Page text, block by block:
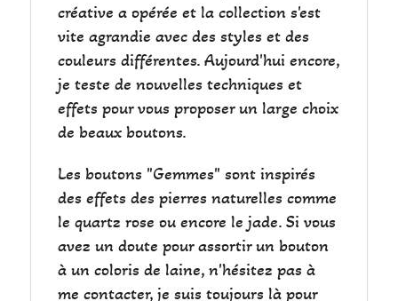
créative a opérée et la collection s'est
vite agrandie avec des styles et des
couleurs différentes. Aujourd'hui encore,
je teste de nouvelles techniques et
effets pour vous proposer un large choix
de beaux boutons.
Les boutons "Gemmes" sont inspirés
des effets des pierres naturelles comme
le quartz rose ou encore le jade. Si vous
avez un doute pour assortir un bouton
à un coloris de laine, n'hésitez pas à
me contacter, je suis toujours là pour